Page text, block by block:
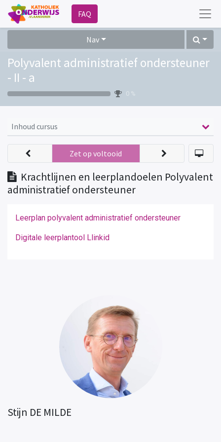
FAQ
Nav
Polyvalent administratief ondersteuner
- II - a
0 %
Inhoud cursus
Krachtlijnen en leerplandoelen Polyvalent
administratief ondersteuner
Zet op voltooid
Leerplan polyvalent administratief ondersteuner
Digitale leerplantool Llinkid
Stijn DE MILDE